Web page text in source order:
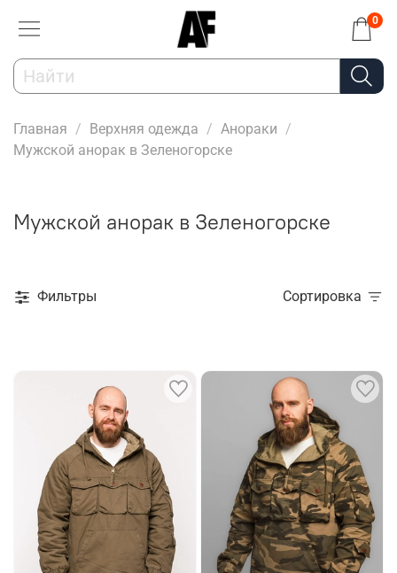
0
Главная Верхняя одежда
Анораки
Мужской анорак в Зеленогорске
Мужской анорак в Зеленогорске
Фильтры Сортировка